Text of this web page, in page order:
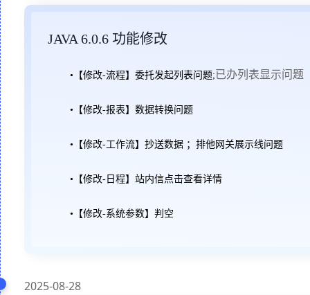
JAVA 6.0.6 功能修改
•【修改-流程】委托发起列表问题; 已办列表显示问题
•【修改-报表】数据转换问题
•【修改-工作流】抄送数据 ； 排他网关展示线问题
•【修改-日程】站内信点击查看详情
•【修改-系统参数】判空
2025-08-28